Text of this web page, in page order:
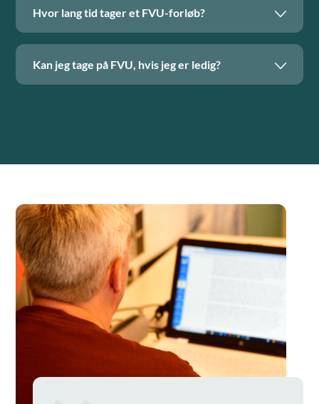
Hvor lang tid tager et FVU-forløb?
Kan jeg tage på FVU, hvis jeg er ledig?